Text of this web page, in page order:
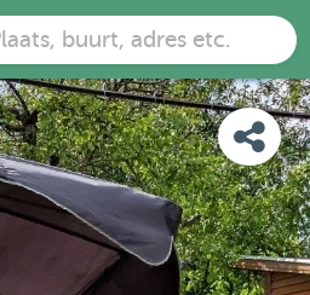
buurt, adres etc.